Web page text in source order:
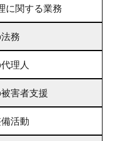
に関する業務
務
理人
害者支援
活動